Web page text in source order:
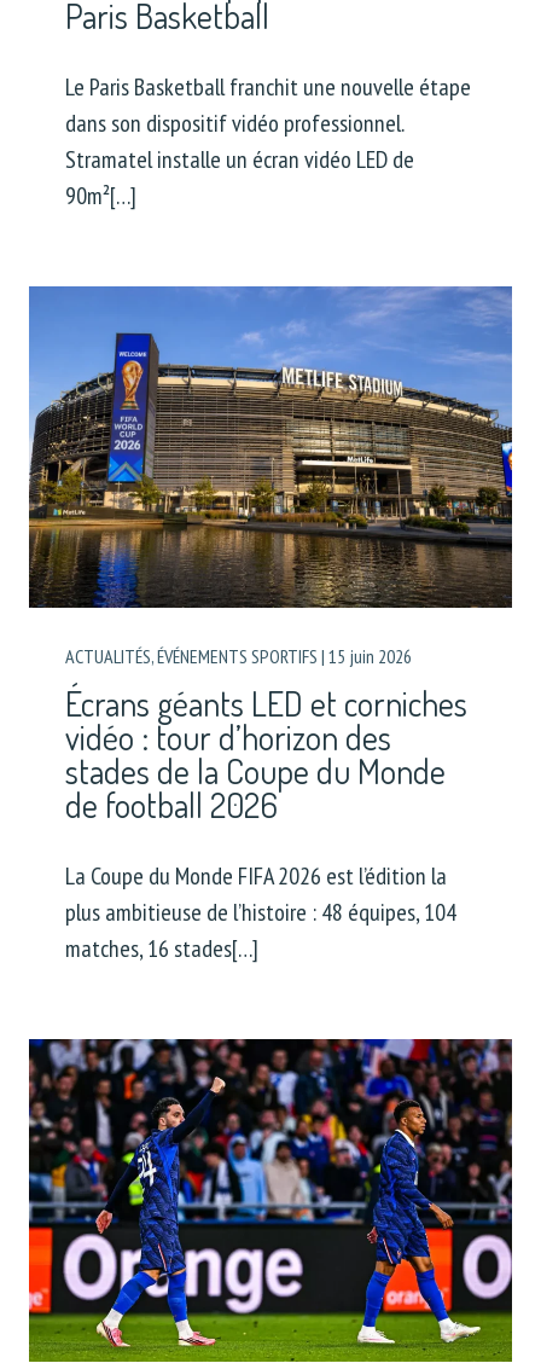
Paris Basketball
Le Paris Basketball franchit une nouvelle étape
dans son dispositif vidéo professionnel.
Stramatel installe un écran vidéo LED de
90m²[…]
ACTUALITÉS,ÉVÉNEMENTS SPORTIFS | 15 juin 2026
Écrans géants LED et corniches
vidéo : tour d’horizon des
stades de la Coupe du Monde
de football 2026
La Coupe du Monde FIFA 2026 est l’édition la
plus ambitieuse de l’histoire : 48 équipes, 104
matches, 16 stades[…]